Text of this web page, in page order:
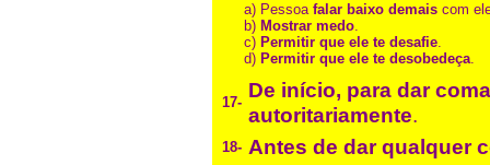
a) Pessoa falar baixo demais com
b) Mostrar medo.
c) Permitir que ele te desafie.
d) Permitir que ele te desobedeça.
17-
De início, para dar
autoritariamente.
18- Antes de dar qualquer